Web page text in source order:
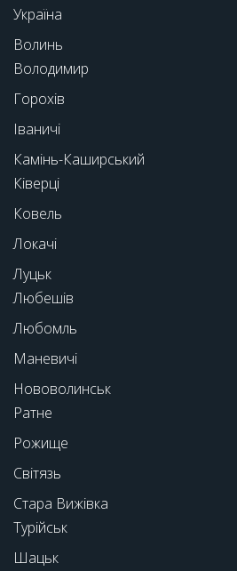
Україна
Волинь
Володимир
Горохів
Іваничі
Камінь-Каширський
Ківерці
Ковель
Локачі
Луцьк
Любешів
Любомль
Маневичі
Нововолинськ
Ратне
Рожище
Світязь
Стара Вижівка
Турійськ
Шацьк